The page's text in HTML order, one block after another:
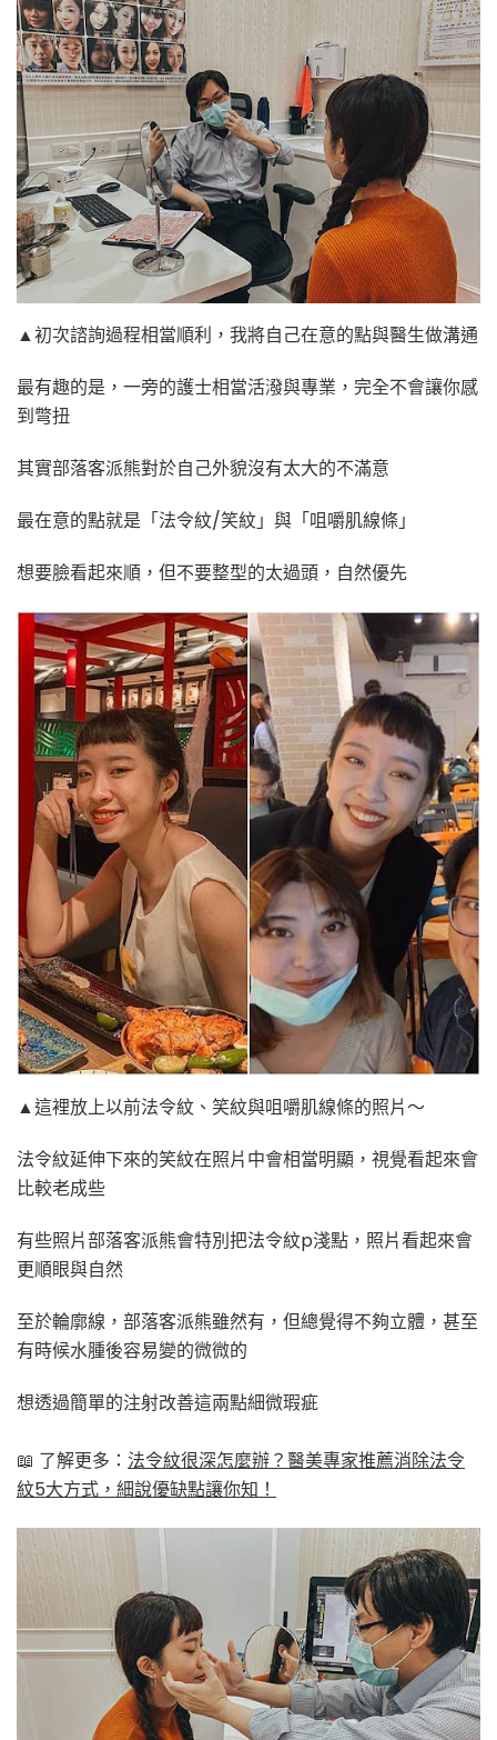
▲初次諮詢過程相當順利，我將自己在意的點與醫生做溝通
最有趣的是，一旁的護士相當活潑與專業，完全不會讓你感
到彆扭
其實部落客派熊對於自己外貌沒有太大的不滿意
最在意的點就是「法令紋/笑紋」與「咀嚼肌線條」
想要臉看起來順，但不要整型的太過頭，自然優先
▲這裡放上以前法令紋、笑紋與咀嚼肌線條的照片～
法令紋延伸下來的笑紋在照片中會相當明顯，視覺看起來會
比較老成些
有些照片部落客派熊會特別把法令紋p淺點，照片看起來會
更順眼與自然
至於輪廓線，部落客派熊雖然有，但總覺得不夠立體，甚至
有時候水腫後容易變的微微的
想透過簡單的注射改善這兩點細微瑕疵
📖 了解更多： 法令紋很深怎麼辦？醫美專家推薦消除法令
紋5大方式，細說優缺點讓你知！